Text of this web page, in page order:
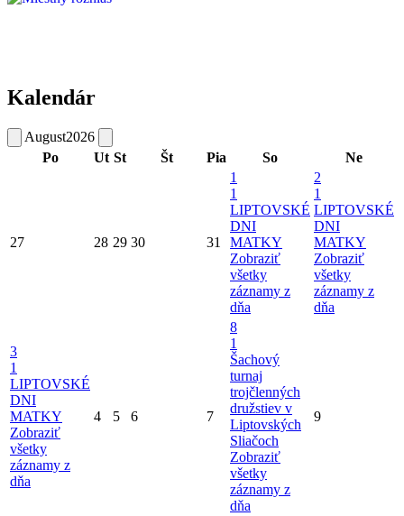
Kalendár
August2026
Po
Ut St Št Pia So Ne
27 28 29 30 31
1
1
LIPTOVSKÉ
DNI
MATKY
Zobraziť
všetky
záznamy z
dňa
2
1
LIPTOVSKÉ
DNI
MATKY
Zobraziť
všetky
záznamy z
dňa
3
1
LIPTOVSKÉ
DNI
MATKY
Zobraziť
všetky
záznamy z
dňa
4 5 6 7
8
1
Šachový
turnaj
trojčlenných
družstiev v
Liptovských
Sliačoch
Zobraziť
všetky
záznamy z
dňa
9